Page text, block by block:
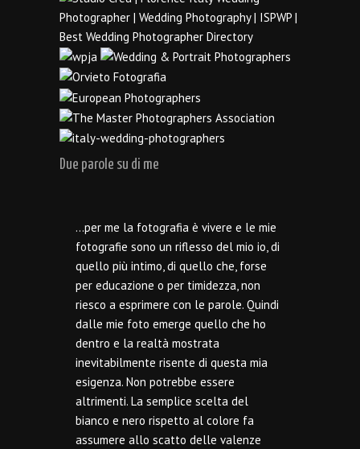
Due parole su di me
…per me la fotografia è vivere e le mie
fotografie sono un riflesso del mio io, di
quello più intimo, di quello che, forse
per educazione o per timidezza, non
riesco a esprimere con le parole. Quindi
dalle mie foto emerge quello che ho
dentro e la realtà mostrata
inevitabilmente risente di questa mia
esigenza. Non potrebbe essere
altrimenti. La semplice scelta del
bianco e nero rispetto al colore fa
assumere allo scatto delle valenze